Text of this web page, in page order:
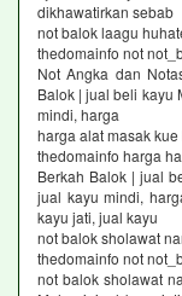
dikhawatirkan sebab
not balok laagu
thedomainfo not
Not Angka dan
Balok | jual beli kayu
mindi, harga
harga alat masak
thedomainfo harga
Berkah Balok | jual
jual kayu mindi,
kayu jati, jual kayu
not balok sholawat
thedomainfo not
not balok sholawat